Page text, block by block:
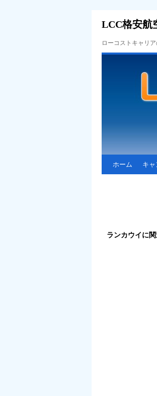
LCC格安航
ローコストキャリ
ホーム キ
ランカウイに